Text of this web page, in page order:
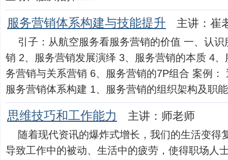
服务营销体系构建与技能提升 主讲：崔
引子：从航空服务看服务营销的价值 一、认
销 2、服务营销发展演绎 3、服务营销的本质 4
务营销与关系营销 6、服务营销的7P组合 案例
服务营销体系构建 1、服务营销的组织架构及职
思维技巧和工作能力 主讲：师老师
随着现代资讯的爆炸式增长，我们的生活变得
导致工作中的被动、生活中的疲劳，使得职场人